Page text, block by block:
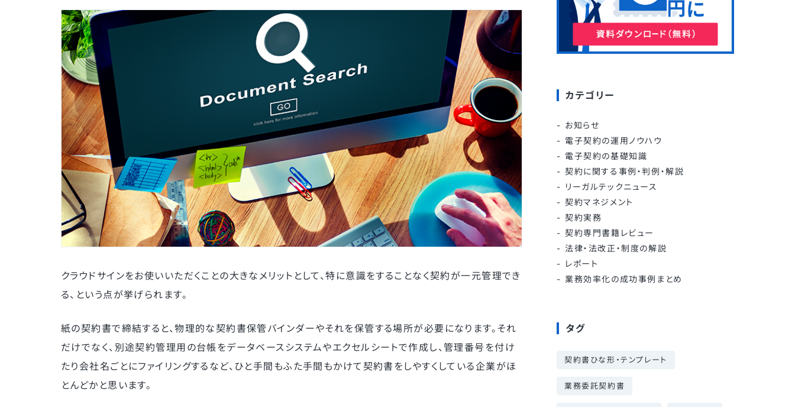
クラウドサインをお使いいただくことの大きなメリットとして、特に意識をすることなく契約が一元管理でき
る、という点が挙げられます。
紙の契約書で締結すると、物理的な契約書保管バインダーやそれを保管する場所が必要になります。それ
だけでなく、別途契約管理用の台帳をデータベースシステムやエクセルシートで作成し、管理番号を付け
たり会社名ごとにファイリングするなど、ひと手間もふた手間もかけて契約書をしやすくしている企業がほ
とんどかと思います。
カテゴリー
お知らせ
電子契約の運用ノウハウ
電子契約の基礎知識
契約に関する事例・判例・解説
リーガルテックニュース
契約マネジメント
契約実務
契約専門書籍レビュー
法律・法改正・制度の解説
レポート
業務効率化の成功事例まとめ
タグ
契約書ひな形・テンプレート
業務委託契約書